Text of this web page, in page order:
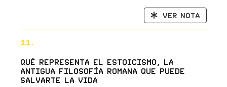
Ver nota
11.
Qué representa el estoicismo, la
antigua filosofía romana que puede
salvarte la vida